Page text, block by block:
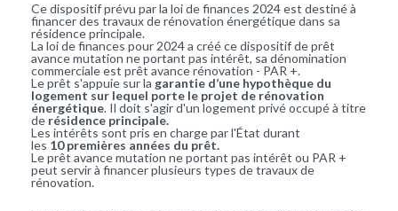
Ce dispositif prévu par la loi de finances 2024 est destiné à
financer des travaux de rénovation énergétique dans sa
résidence principale.
La loi de finances pour 2024 a créé ce dispositif de prêt
avance mutation ne portant pas intérêt, sa dénomination
commerciale est prêt avance rénovation - PAR +.
Le prêt s'appuie sur la garantie d’une hypothèque du
logement sur lequel porte le projet de rénovation
énergétique. Il doit s'agir d'un logement privé occupé à titre
de résidence principale.
Les intérêts sont pris en charge par l'État durant
les 10 premières années du prêt.
Le prêt avance mutation ne portant pas intérêt ou PAR +
peut servir à financer plusieurs types de travaux de
rénovation.